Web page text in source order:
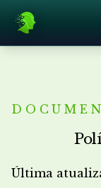
Última